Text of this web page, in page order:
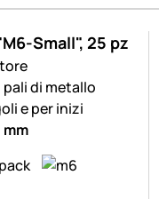
Small", 25 pz
di metallo
e per inizi